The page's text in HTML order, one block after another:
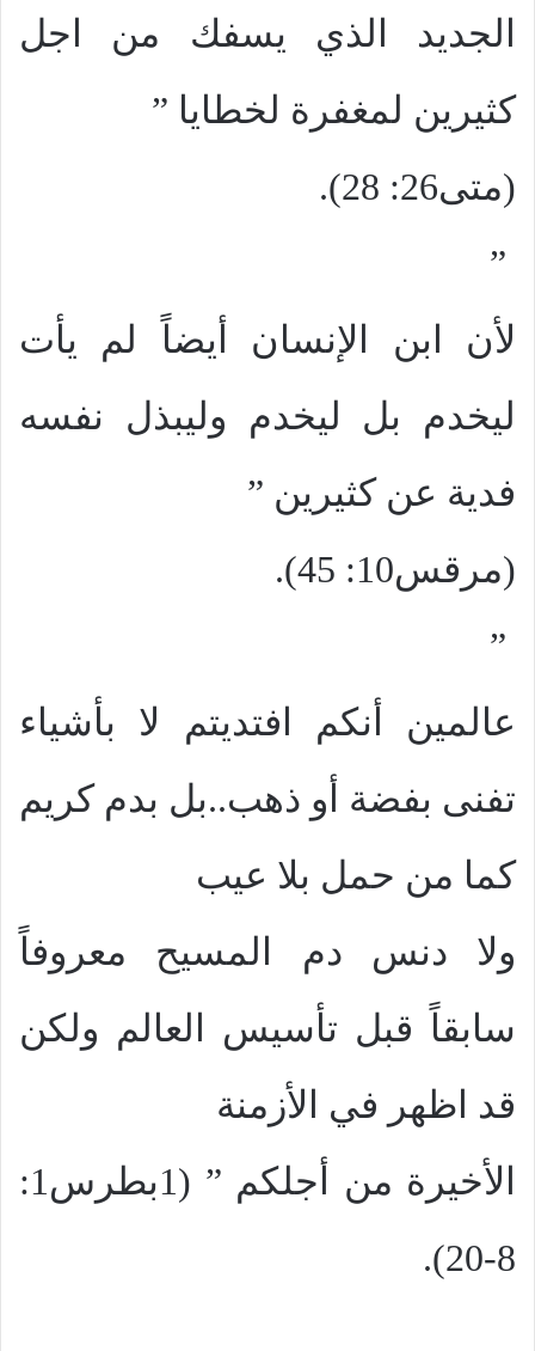
الجديد الذي يسفك من اجل
كثيرين لمغفرة لخطايا ”
(متى26: 28).
”
لأن ابن الإنسان أيضاً لم يأت
ليخدم بل ليخدم وليبذل نفسه
فدية عن كثيرين ”
(مرقس10: 45).
”
عالمين أنكم افتديتم لا بأشياء
تفنى بفضة أو ذهب..بل بدم كريم
كما من حمل بلا عيب
ولا دنس دم المسيح معروفاً
سابقاً قبل تأسيس العالم ولكن
قد اظهر في الأزمنة
الأخيرة من أجلكم ” (1بطرس1:
8-20).